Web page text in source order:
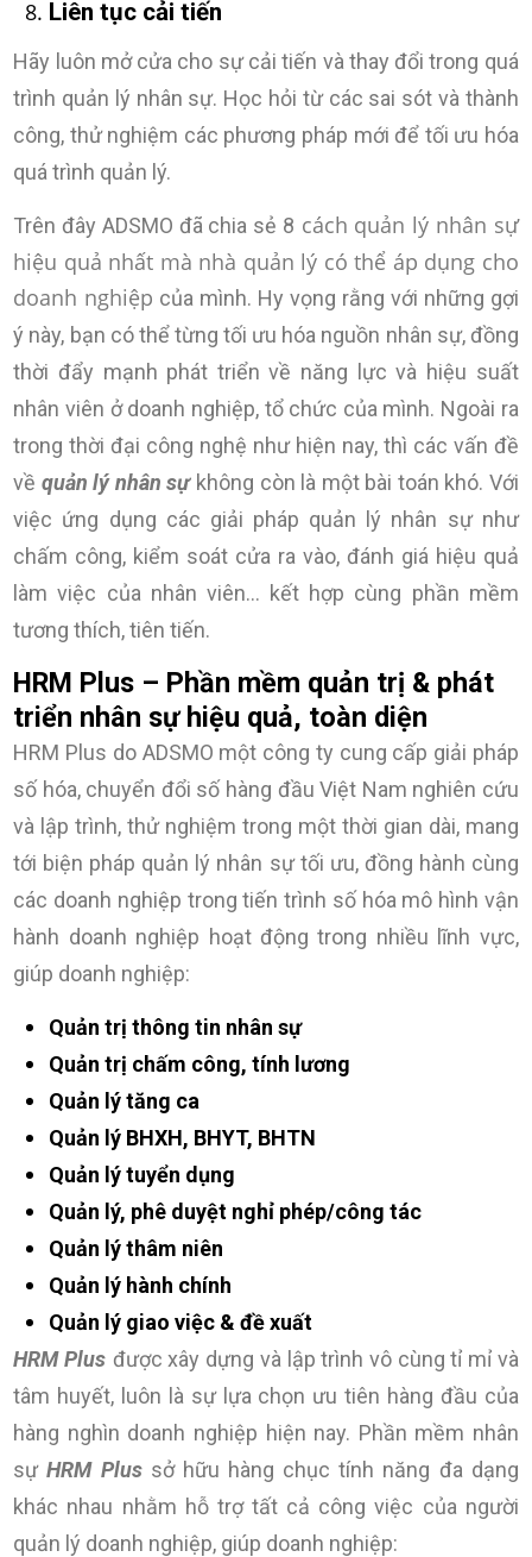
Liên tục cải tiến
Hãy luôn mở cửa cho sự cải tiến và thay đổi trong quá
trình quản lý nhân sự. Học hỏi từ các sai sót và thành
công, thử nghiệm các phương pháp mới để tối ưu hóa
quá trình quản lý.
Trên đây ADSMO đã chia sẻ 8 cách quản lý nhân sự
hiệu quả nhất mà nhà quản lý có thể áp dụng cho
doanh nghiệp của mình. Hy vọng rằng với những gợi
ý này, bạn có thể từng tối ưu hóa nguồn nhân sự, đồng
thời đẩy mạnh phát triển về năng lực và hiệu suất
nhân viên ở doanh nghiệp, tổ chức của mình. Ngoài ra
trong thời đại công nghệ như hiện nay, thì các vấn đề
về quản lý nhân sựkhông còn là một bài toán khó. Với
việc ứng dụng các giải pháp quản lý nhân sự như
chấm công, kiểm soát cửa ra vào, đánh giá hiệu quả
làm việc của nhân viên… kết hợp cùng phần mềm
tương thích, tiên tiến.
HRM Plus – Phần mềm quản trị & phát
triển nhân sự hiệu quả, toàn diện
HRM Plus do ADSMO một công ty cung cấp giải pháp
số hóa, chuyển đổi số hàng đầu Việt Nam nghiên cứu
và lập trình, thử nghiệm trong một thời gian dài, mang
tới biện pháp quản lý nhân sự tối ưu, đồng hành cùng
các doanh nghiệp trong tiến trình số hóa mô hình vận
hành doanh nghiệp hoạt động trong nhiều lĩnh vực,
giúp doanh nghiệp:
Quản trị thông tin nhân sự
Quản trị chấm công, tính lương
Quản lý tăng ca
Quản lý BHXH, BHYT, BHTN
Quản lý tuyển dụng
Quản lý, phê duyệt nghỉ phép/công tác
Quản lý thâm niên
Quản lý hành chính
Quản lý giao việc & đề xuất
HRM Plus được xây dựng và lập trình vô cùng tỉ mỉ và
tâm huyết, luôn là sự lựa chọn ưu tiên hàng đầu của
hàng nghìn doanh nghiệp hiện nay. Phần mềm nhân
sựHRM Plussở hữu hàng chục tính năng đa dạng
khác nhau nhằm hỗ trợ tất cả công việc của người
quản lý doanh nghiệp, giúp doanh nghiệp: